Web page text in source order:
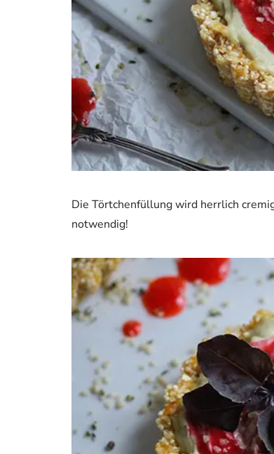
Die Törtchenfüllung wird herrlich
notwendig!